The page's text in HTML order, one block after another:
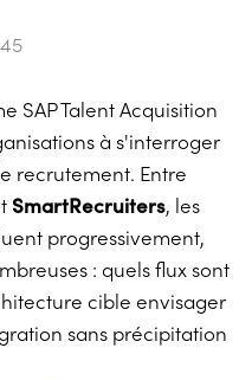
SAP Talent Acquisition
à s'interroger
recrutement. Entre
SmartRecruiters, les
progressivement,
: quels flux sont
cible envisager
sans précipitation